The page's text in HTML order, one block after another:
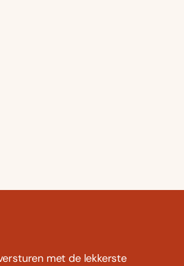
met de lekkerste